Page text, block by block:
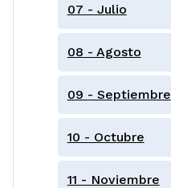
07 - Julio
08 - Agosto
09 - Septiembre
10 - Octubre
11 - Noviembre